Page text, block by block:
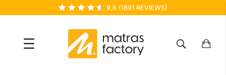
9,6 (1891 REVIEWS)
☰